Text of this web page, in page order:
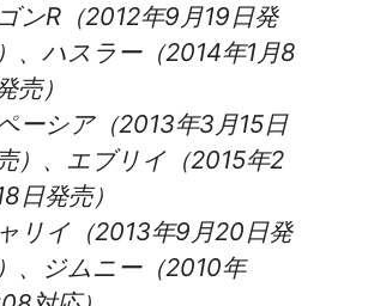
ンR（2012年9月19日発
、ハスラー（2014年1月8
売）
ーシア（2013年3月15日
）、エブリイ（2015年2
日発売）
リイ（2013年9月20日発
、ジムニー（2010年